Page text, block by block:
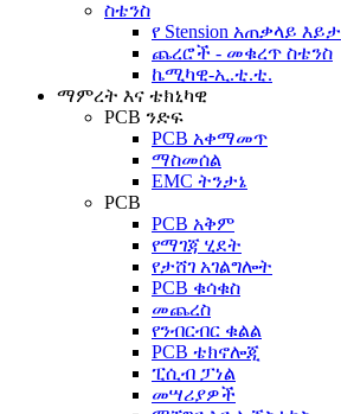
ስቴንስ
የ Stension አጠቃላይ እይታ
ጨረሮች - መቁረጥ ስቴንስ
ኬሚካዊ-ኢ.ቲ.ቲ.
ማምረት እና ቴክኒካዊ
PCB ንድፍ
PCB አቀማመጥ
ማስመሰል
EMC ትንታኔ
PCB
PCB አቅም
የማገጃ ሂደት
የታሸገ አገልግሎት
PCB ቁሳቁስ
መጨረስ
የንብርብር ቁልል
PCB ቴክኖሎጂ
ፒሲብ ፓነል
መሣሪያዎች